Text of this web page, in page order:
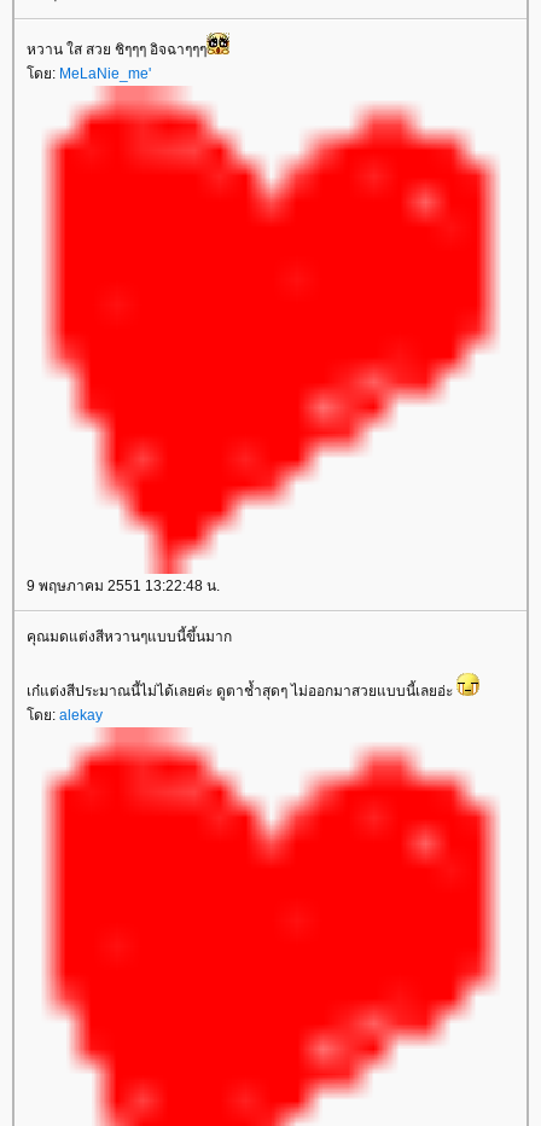
หวาน ใส สวย ชิๆๆๆ อิจฉาๆๆๆ
ดย: MeLaNie_me'
9 พฤษภาคม 2551 13:22:48 น.
คุณมดแต่งสีหวานๆแบบนี้ขึ้นมาก
เก๋แต่งสีประมาณนี้ไม่ได้เลยค่ะ ดูตาช้ำสุดๆ ไม่ออกมาสวยแบบนี้เลยอ่ะ
ดย: alekay